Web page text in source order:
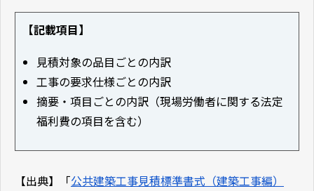
【記載項目】
見積対象の品目ごとの内訳
工事の要求仕様ごとの内訳
摘要・項目ごとの内訳（現場労働者に関する法定
福利費の項目を含む）
【出典】「公共建築工事見積標準書式（建築工事編）